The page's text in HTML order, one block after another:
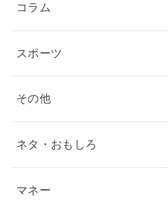
コラム
スポーツ
その他
ネタ・おもしろ
マネー